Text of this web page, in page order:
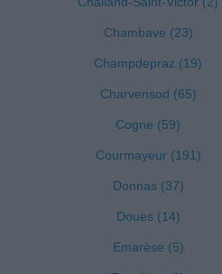
Chambave (23)
Champdepraz (19)
Charvensod (65)
Cogne (59)
Courmayeur (191)
Donnas (37)
Doues (14)
Emarèse (5)